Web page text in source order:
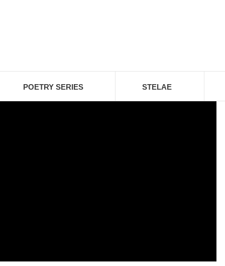
POETRY SERIES STELAE